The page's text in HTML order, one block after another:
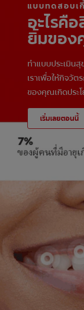
แบบทดสอบเ
อะไรคื
ยิ้มขอ
ทำแบบประเมิน
เราเพื่อให้กิจวัต
ของคุณเกิดประ
เริ่มเลยตอนนี้